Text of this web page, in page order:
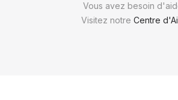
Vous avez besoin
Visitez notre Centre